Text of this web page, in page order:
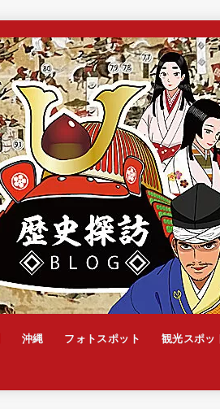
沖縄 フォトスポット 観光スポッ